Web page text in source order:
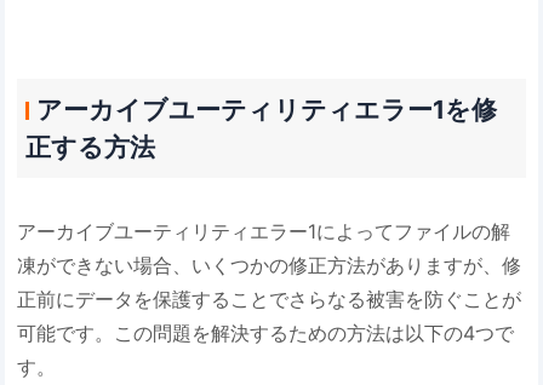
アーカイブユーティリティエラー1を修
正する方法
アーカイブユーティリティエラー1によってファイルの解
凍ができない場合、いくつかの修正方法がありますが、修
正前にデータを保護することでさらなる被害を防ぐことが
可能です。この問題を解決するための方法は以下の4つで
す。